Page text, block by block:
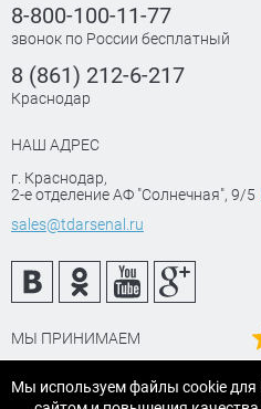
8-800-100-11-77
звонок по России бесплатный
8 (861) 212-6-217
Краснодар
НАШ АДРЕС
г. Краснодар,
2-е отделение АФ "Солнечная", 9/5
sales@tdarsenal.ru
МЫ ПРИНИМАЕМ
Мы используем файлы cookie для